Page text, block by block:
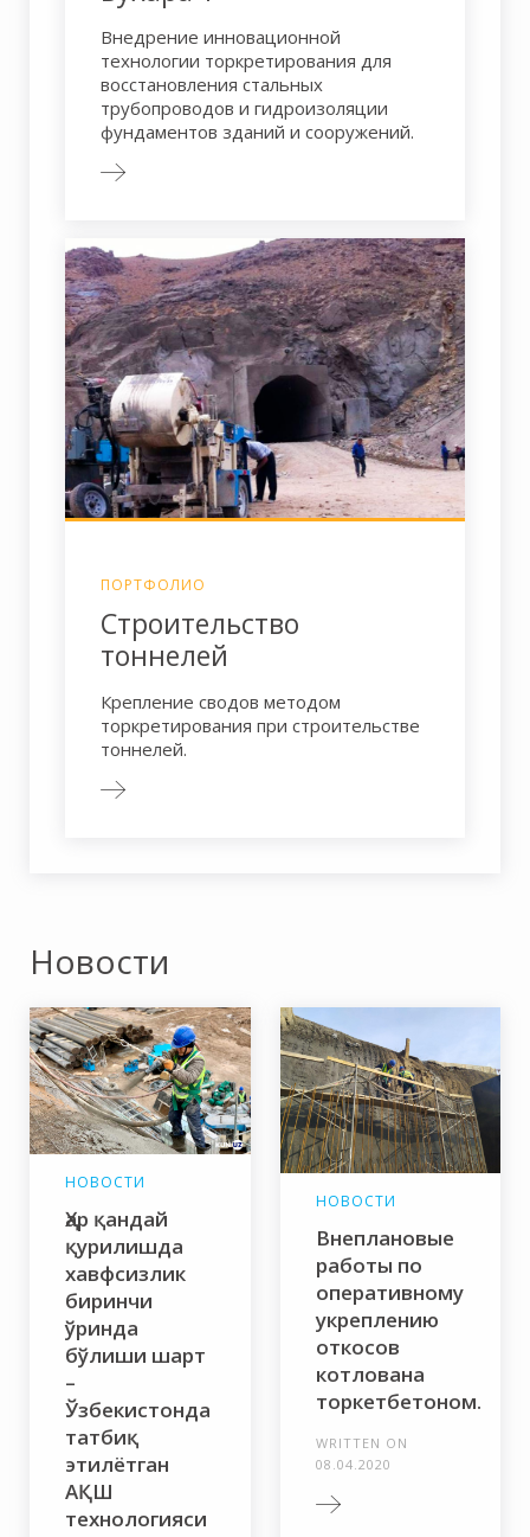
Внедрение инновационной
технологии торкретирования для
восстановления стальных
трубопроводов и гидроизоляции
фундаментов зданий и сооружений.
ПОРТФОЛИО
Строительство
тоннелей
Крепление сводов методом
торкретирования при строительстве
тоннелей.
Новости
НОВОСТИ
Ҳар қандай
қурилишда
хавфсизлик
биринчи
ўринда
бўлиши шарт
–
Ўзбекистонда
татбиқ
этилётган
АҚШ
технологияси
НОВОСТИ
Внеплановые
работы по
оперативному
укреплению
откосов
котлована
торкетбетоном.
WRITTEN ON
08.04.2020